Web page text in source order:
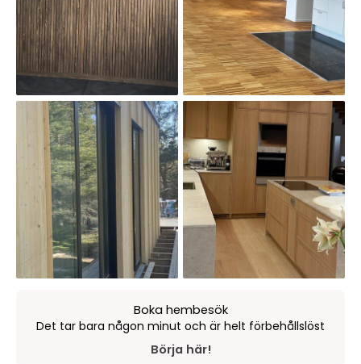
Boka hembesök
Det tar bara någon minut och är helt förbehållslöst
Börja här!